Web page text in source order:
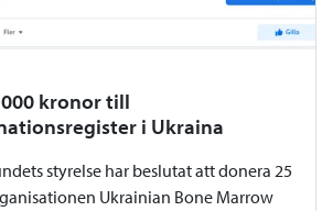
kronor till
i Ukraina
styrelse har beslutat att donera 25
Ukrainian Bone Marrow